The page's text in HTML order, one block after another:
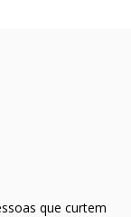
que curtem